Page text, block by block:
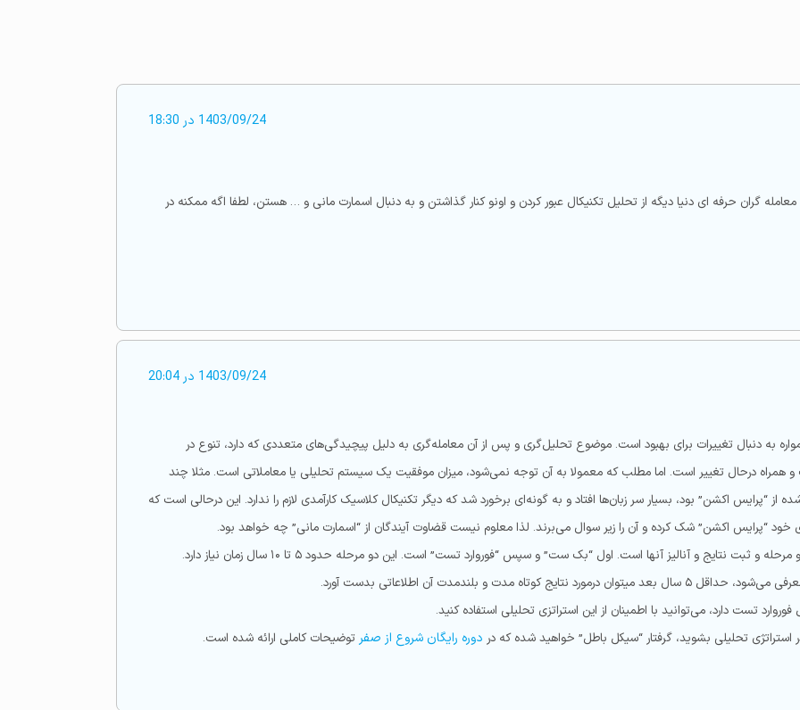
1403/09/24 در 18:30
گران حرفه ای دنیا دیگه از تحلیل تکنیکال عبور کردن و اونو کنار گذاشتن و به دنبال اسمارت مانی و … هستن، لطفا اگه ممکنه در
1403/09/24 در 20:04
به دنبال تغییرات برای بهبود است. موضوع تحلیل‌گری و پس از آن معامله‌گری به دلیل پیچیدگی‌های متعددی که دارد، تنوع در
و همراه درحال تغییر است. اما مطلب که معمولا به آن توجه نمی‌شود، میزان موفقیت یک سیستم تحلیلی یا معاملاتی است. مثلا چند
“پرایس اکشن” بود، بسیار سر زبان‌ها افتاد و به گونه‌ای برخورد شد که دیگر تکنیکال کلاسیک کارآمدی لازم را ندارد. این درحالی است که
خود “پرایس اکشن” شک کرده و آن را زیر سوال می‌برند. لذا معلوم نیست قضاوت آیندگان از “اسمارت مانی” چه خواهد بود.
موضوع با اهمیت “تست یک استراتژی” در دو مرحله و ثبت نتایج و آنالیز آنها است. اول “بک ست” و سپس “فوروارد تست” است. این دو مرحله حدود ۵ تا ۱۰ سال زمان نیاز دارد.
مدت و بلندمدت آن اطلاعاتی بدست آورد.
استراتژی تحلیلی بشوید، گرفتار “سیکل باطل” خواهید شده که در دوره رایگان شروع از صفر توضیحات کاملی ارائه شده است.